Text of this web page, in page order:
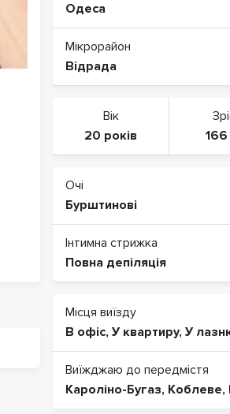
Одеса
Мікрорайон
Відрада
Вік
20 років
166
Очі
Бурштинові
Інтимна стрижка
Повна депіляція
Місця виїзду
В офіс, У квартиру, У
Виїжджаю до передмістя
Кароліно-Бугаз, Коблеве,